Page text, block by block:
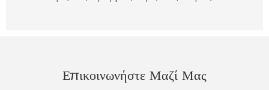
Επικοινωνήστε Μαζί Μας